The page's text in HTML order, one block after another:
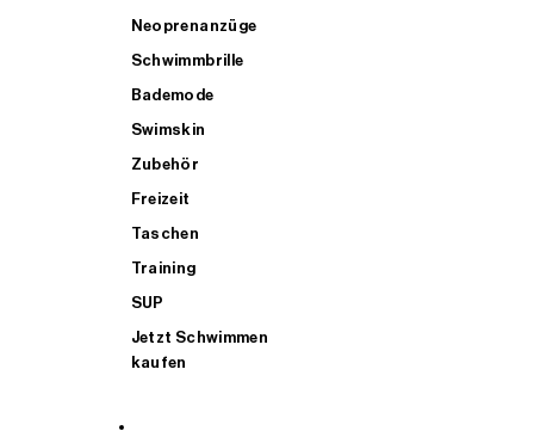
Neoprenanzüge
Schwimmbrille
Bademode
Swimskin
Zubehör
Freizeit
Taschen
Training
SUP
Jetzt Schwimmen
kaufen